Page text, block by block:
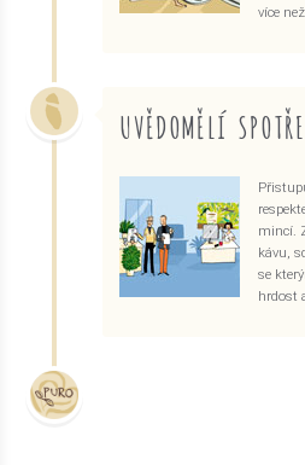
více
UVĚDOMĚLÍ
mincí.
kávu,
se
hrdost